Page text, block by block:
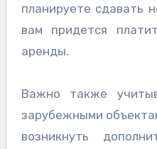
планируете сдавать
вам придется
аренды.
Важно также
зарубежными
возникнуть